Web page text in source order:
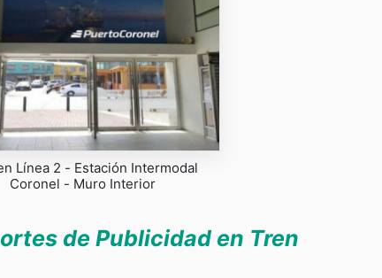
Línea 2 - Estación Intermodal
Coronel - Muro Interior
de Publicidad en Tren